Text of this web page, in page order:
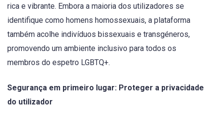
rica e vibrante. Embora a maioria dos utilizadores se
identifique como homens homossexuais, a plataforma
também acolhe indivíduos bissexuais e transgéneros,
promovendo um ambiente inclusivo para todos os
membros do espetro LGBTQ+.
Segurança em primeiro lugar: Proteger a privacidade
do utilizador